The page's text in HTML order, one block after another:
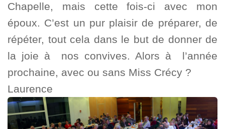
Chapelle, mais cette fois-ci avec mon
époux. C’est un pur plaisir de préparer, de
répéter, tout cela dans le but de donner de
la joie à nos convives. Alors à l’année
prochaine, avec ou sans Miss Crécy ?
Laurence